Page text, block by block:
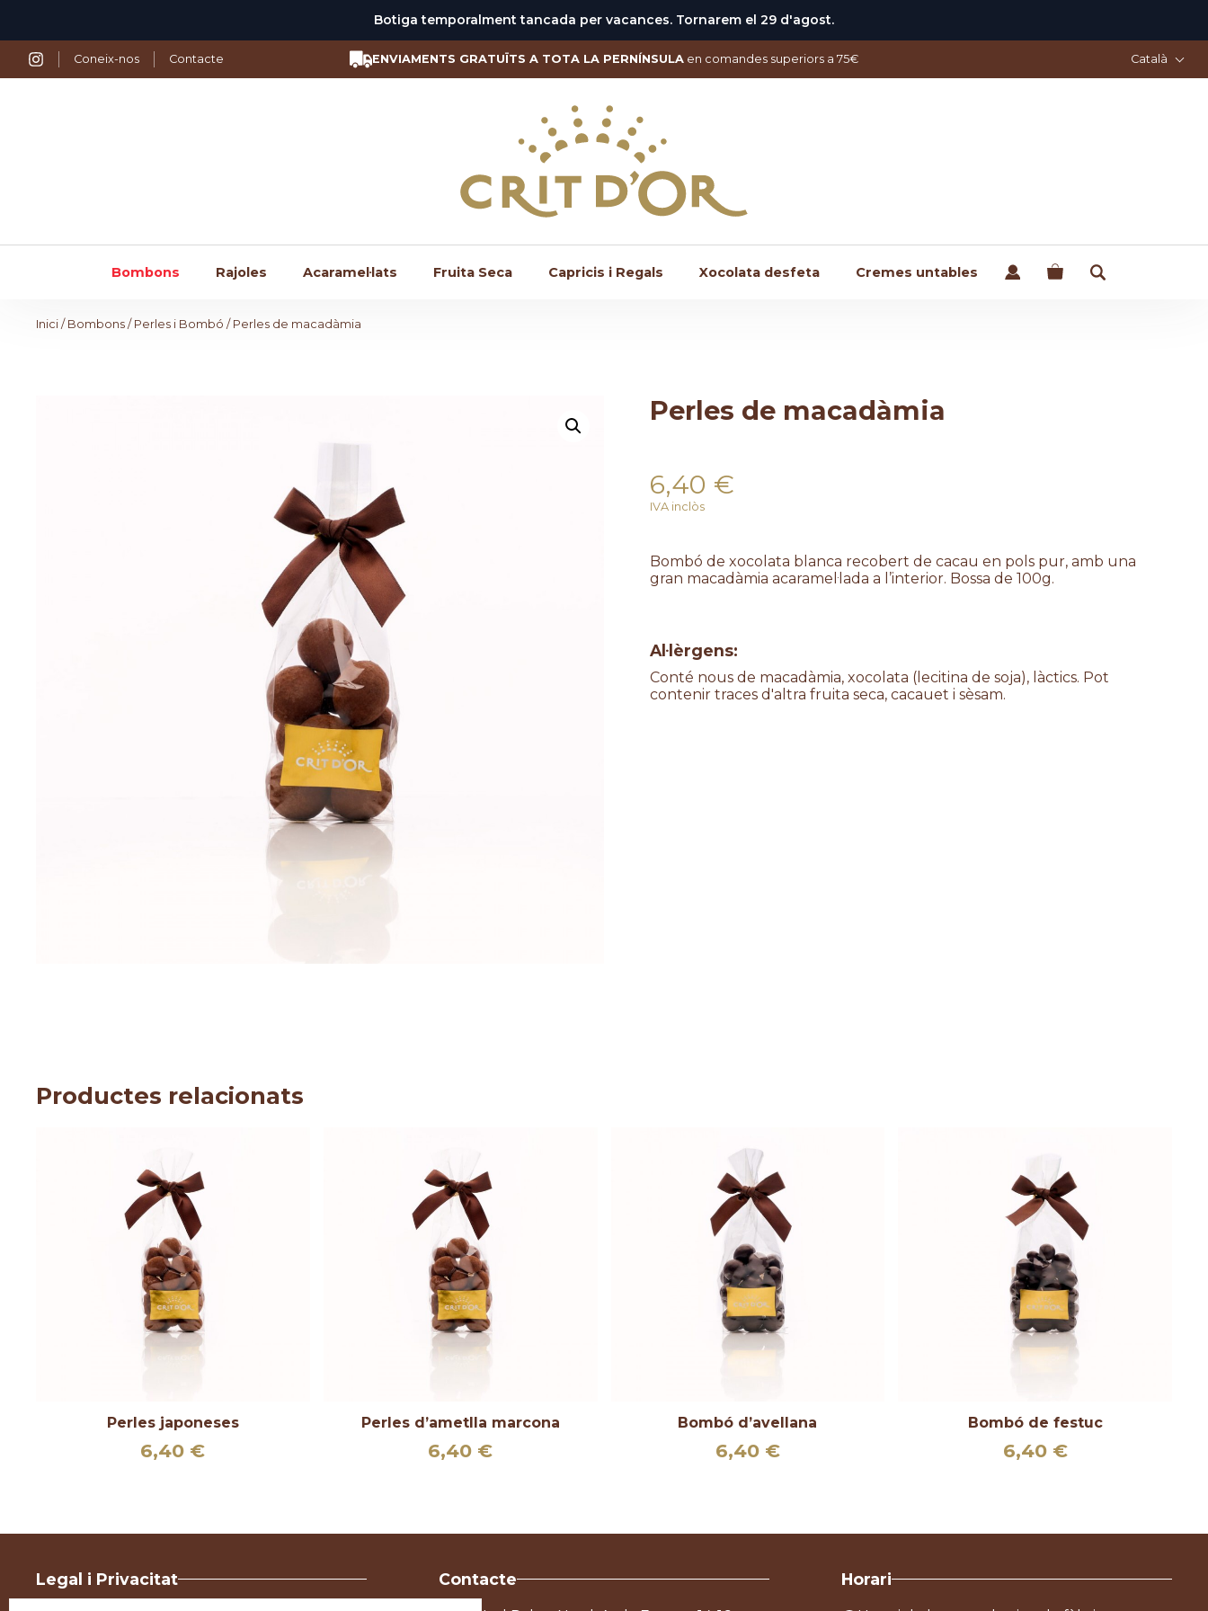
Botiga temporalment tancada per vacances. Tornarem el 29 d'agost.
contingut
Coneix-nos Contacte ENVIAMENTS GRATUÏTS A TOTA LA PERNÍNSULA en comandes superiors a 75€ Català
Bombons Rajoles Acaramel·lats Fruita Seca Capricis i Regals Xocolata desfeta Cremes untables
Inici / Bombons / Perles i Bombó / Perles de macadàmia
Perles de macadàmia
6,40 €
IVA inclòs
Bombó de xocolata blanca recobert de cacau en pols pur, amb una
gran macadàmia acaramel·lada a l’interior. Bossa de 100g.
Al·lèrgens:
Conté nous de macadàmia, xocolata (lecitina de soja), làctics. Pot
contenir traces d'altra fruita seca, cacauet i sèsam.
Productes relacionats
Perles japoneses
6,40 €
Perles d’ametlla marcona
6,40 €
a
Bombó d’avellana
6,40 €
Bombó de festuc
6,40 €
Legal i Privacitat Contacte Horari